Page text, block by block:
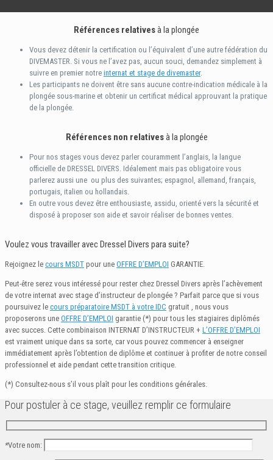
Références relativesà la plongée
Vous devez détenir la certification ou l’équivalent d’une autre fédération du
DIVEMASTER. Si vous ne l’avez pas, aucun souci, demandez simplement à
suivre en premier notre internat et stage de divemaster.
Les participants ne doivent être sans aucune contre-indication médicale à la
plongée sous-marine et obtenir un certificat médical approuvant la pratique
de la plongée.
Références non relativesà la plongée
Pour nos stages vous devez parler couramment l’anglais, la langue
officielle de DRESSEL DIVERS. Idéalement mais pas obligatoire vous
parlerez aussi une ou plus des suivantes; espagnol, allemand, français,
portugais, italien ou hollandais.
En outre vous devez être enthousiaste, assidu, orienté vers la sécurité et
disposé à proposer son aide et savoir réaliser de bonnes ventes.
Voulez vous travailler avec Dressel Divers para suite?
Rejoignez le cours MSDT pour une OFFRE D’EMPLOI GARANTIE.
Peut-être serez vous intéressé pour rester chez Dressel Divers après l’achèvement
de votre internat avec stage d’instructeur de plongée ? Parfait parce que si vous
poursuivez le cours préparatoire MSDT à votre IDC gratuit , nous vous
proposerons une OFFRE D’EMPLOI garantie (*) pour tous les stagiaires diplômés
avec succes. Cette combinaison INTERNAT D’INSTRUCTEUR + L’OFFRE D’EMPLOI
est vraiment unique dans sa sorte, car vous pouvez commencer à enseigner
immédiatement après l’obtention de diplôme et continuer à profiter de notre conseil
professionnel et aide pendant cette transition critique.
(*) Consultez-nous s’il vous plaît pour les conditions générales.
Pour postuler à ce stage, veuillez remplir ce formulaire
*Votre nom: